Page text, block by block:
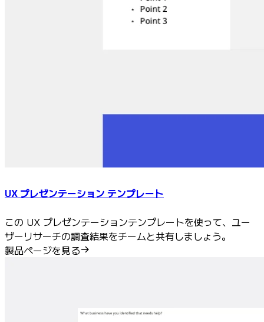
UX プレゼンテーション テンプレート
この UX プレゼンテーションテンプレートを使って、ユー
ザーリサーチの調査結果をチームと共有しましょう。
製品ページを見る